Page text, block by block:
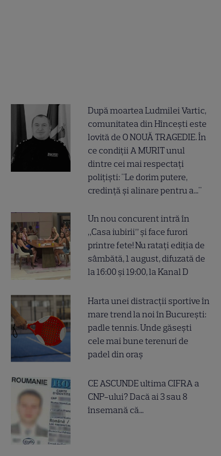
După moartea Ludmilei Vartic,
comunitatea din Hîncești este
lovită de O NOUĂ TRAGEDIE. În
ce condiții A MURIT unul
dintre cei mai respectați
polițiști: "Le dorim putere,
credință și alinare pentru a..."
Un nou concurent intră în
„Casa iubirii” și face furori
printre fete! Nu ratați ediția de
sâmbătă, 1 august, difuzată de
la 16:00 și 19:00, la Kanal D
Harta unei distracții sportive în
mare trend la noi în București:
padle tennis. Unde găsești
cele mai bune terenuri de
padel din oraș
CE ASCUNDE ultima CIFRA a
CNP-ului? Dacă ai 3 sau 8
însemană că...